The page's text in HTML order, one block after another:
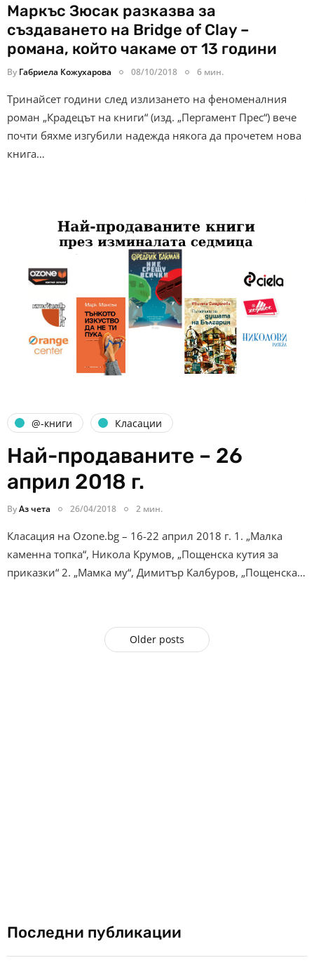
Маркъс Зюсак разказва за
създаването на Bridge of Clay –
романа, който чакаме от 13 години
By Габриела Кожухарова 08/10/2018 6 мин.
Тринайсет години след излизането на феноменалния
роман „Крадецът на книги“ (изд. „Пергамент Прес“) вече
почти бяхме изгубили надежда някога да прочетем нова
книга…
@-книги Класации
Най-продаваните – 26
април 2018 г.
ByАз чета 26/04/2018 2 мин.
Класация на Ozone.bg – 16-22 април 2018 г. 1. „Малка
каменна топка“, Никола Крумов, „Пощенска кутия за
приказки“ 2. „Мамка му“, Димитър Калбуров, „Пощенска…
Older posts
Последни публикации